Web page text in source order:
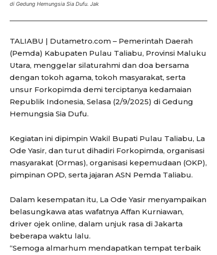
di Gedung Hemungsia Sia Dufu. Jak
TALIABU | Dutametro.com – Pemerintah Daerah
(Pemda) Kabupaten Pulau Taliabu, Provinsi Maluku
Utara, menggelar silaturahmi dan doa bersama
dengan tokoh agama, tokoh masyarakat, serta
unsur Forkopimda demi terciptanya kedamaian
Republik Indonesia, Selasa (2/9/2025) di Gedung
Hemungsia Sia Dufu.
Kegiatan ini dipimpin Wakil Bupati Pulau Taliabu, La
Ode Yasir, dan turut dihadiri Forkopimda, organisasi
masyarakat (Ormas), organisasi kepemudaan (OKP),
pimpinan OPD, serta jajaran ASN Pemda Taliabu.
Dalam kesempatan itu, La Ode Yasir menyampaikan
belasungkawa atas wafatnya Affan Kurniawan,
driver ojek online, dalam unjuk rasa di Jakarta
beberapa waktu lalu.
“Semoga almarhum mendapatkan tempat terbaik